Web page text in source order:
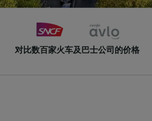
对比数百家火车及巴士公司的价格